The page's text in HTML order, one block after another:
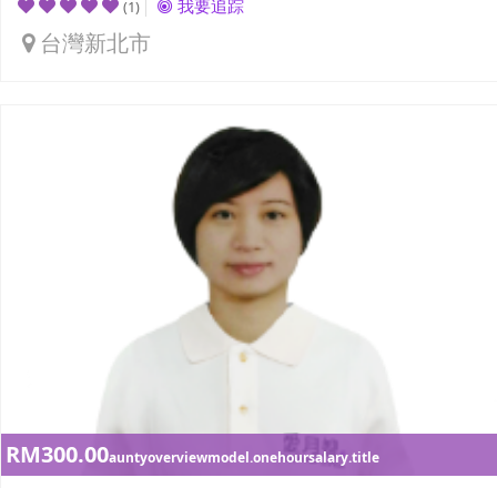
(1) 我要追踪
台灣新北市
RM300.00auntyoverviewmodel.onehoursalary.title